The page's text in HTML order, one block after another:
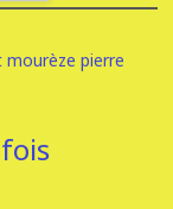
mourèze pierre